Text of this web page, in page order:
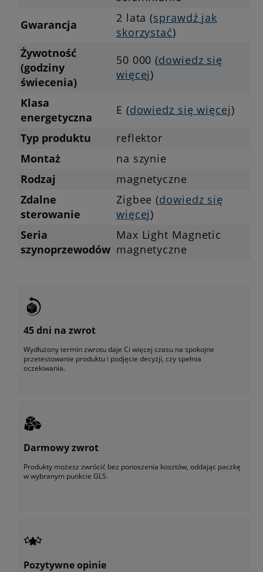
Gwarancja
2 lata (sprawdź jak
skorzystać)
Żywotność
(godziny
świecenia)
50 000 (dowiedz się
więcej)
Klasa
energetyczna
E (dowiedz się więcej)
Typ produktu
reflektor
Montaż
na szynie
Rodzaj
magnetyczne
Zdalne
sterowanie
Zigbee (dowiedz się
więcej)
Seria
szynoprzewodów
Max Light Magnetic
magnetyczne
45 dni na zwrot
Wydłużony termin zwrotu daje Ci więcej czasu na spokojne
przetestowanie produktu i podjęcie decyzji, czy spełnia
oczekiwania.
Darmowy zwrot
Produkty możesz zwrócić bez ponoszenia kosztów, oddając paczkę
w wybranym punkcie GLS.
Pozytywne opinie